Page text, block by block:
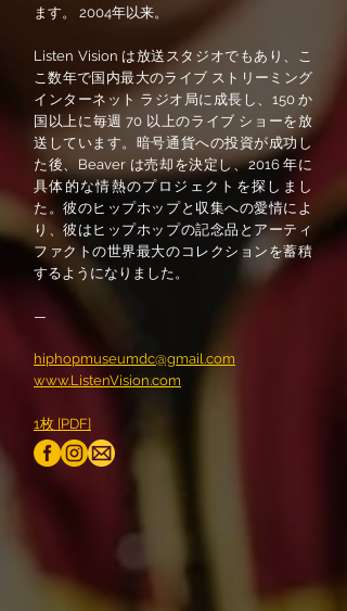
ます。 2004年以来。
Listen Vision は放送スタジオでもあり、こ
こ数年で国内最大のライブ ストリーミング
インターネット ラジオ局に成長し、150 か
国以上に毎週 70 以上のライブ ショーを放
送しています。暗号通貨への投資が成功し
た後、Beaver は売却を決定し、2016 年に
具体的な情熱のプロジェクトを探しまし
た。彼のヒップホップと収集への愛情によ
り、彼はヒップホップの記念品とアーティ
ファクトの世界最大のコレクションを蓄積
するようになりました。
—
hiphopmuseumdc@gmail.com
www.ListenVision.com
1枚 [PDF]